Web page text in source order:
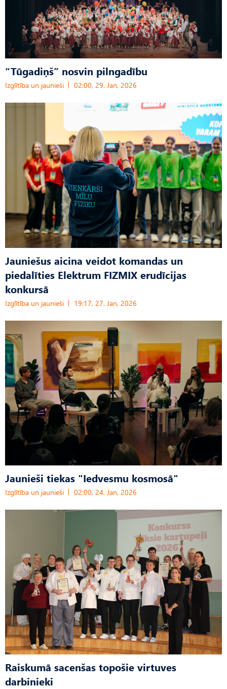
“Tūgadiņš” nosvin pilngadību
Izglītība un jaunieši 02:00, 29. Jan, 2026
Jauniešus aicina veidot komandas un
piedalīties Elektrum FIZMIX erudīcijas
konkursā
Izglītība un jaunieši 19:17, 27. Jan, 2026
Jaunieši tiekas "Iedvesmu kosmosā"
Izglītība un jaunieši 02:00, 24. Jan, 2026
Raiskumā sacenšas topošie virtuves
darbinieki